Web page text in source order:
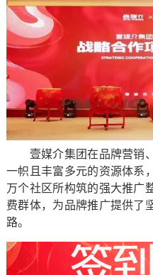
壹媒介集团在品牌营销、
一帜且丰富多元的资源体系
万个社区所构筑的强大推广
费群体，为品牌推广提供了
路。